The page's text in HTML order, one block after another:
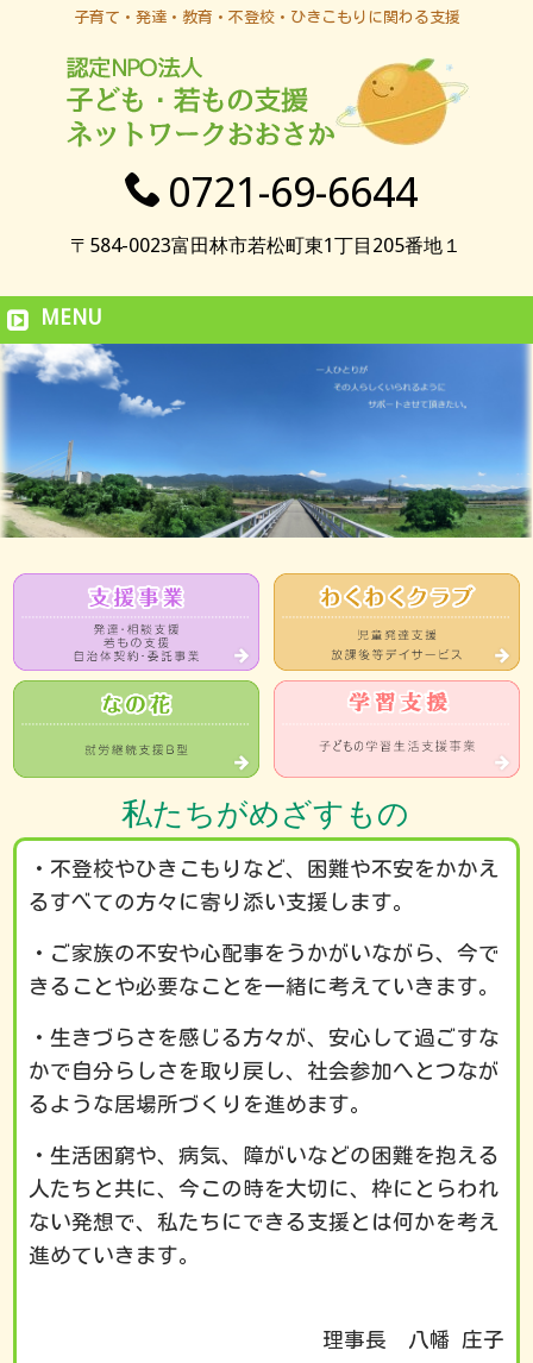
子育て・発達・教育・不登校・ひきこもりに関わる支援
0721-69-6644
〒584-0023富田林市若松町東1丁目205番地１
MENU
私たちがめざすもの
・不登校やひきこもりなど、困難や不安をかかえ
るすべての方々に寄り添い支援します。
・ご家族の不安や心配事をうかがいながら、今で
きることや必要なことを一緒に考えていきます。
・生きづらさを感じる方々が、安心して過ごすな
かで自分らしさを取り戻し、社会参加へとつなが
るような居場所づくりを進めます。
・生活困窮や、病気、障がいなどの困難を抱える
人たちと共に、今この時を大切に、枠にとらわれ
ない発想で、私たちにできる支援とは何かを考え
進めていきます。
理事長 八幡 庄子